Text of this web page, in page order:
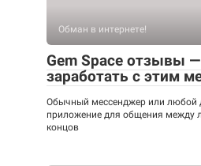
Обман в интернете!
Gem Space отзывы
заработать с этим
Обычный мессенджер или любой
приложение для общения между
концов